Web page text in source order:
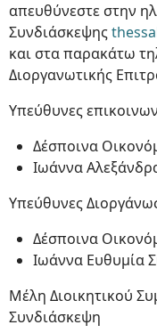
απευθύνεστε στην
Συνδιάσκεψης
και στα παρακάτω
Διοργανωτικής
Υπεύθυνες
Δέσποινα
Ιωάννα
Υπεύθυνες
Δέσποινα
Ιωάννα Ευθυμία
Μέλη Διοικητικού
Συνδιάσκεψη